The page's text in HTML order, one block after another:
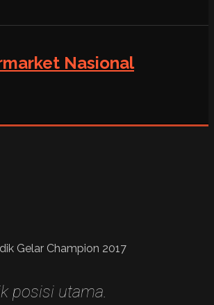
Nasional
posisi utama.